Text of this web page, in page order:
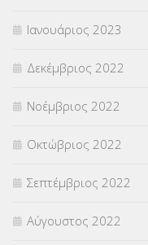
Ιανουάριος 2023
Δεκέμβριος 2022
Νοέμβριος 2022
Οκτώβριος 2022
Σεπτέμβριος 2022
Αύγουστος 2022